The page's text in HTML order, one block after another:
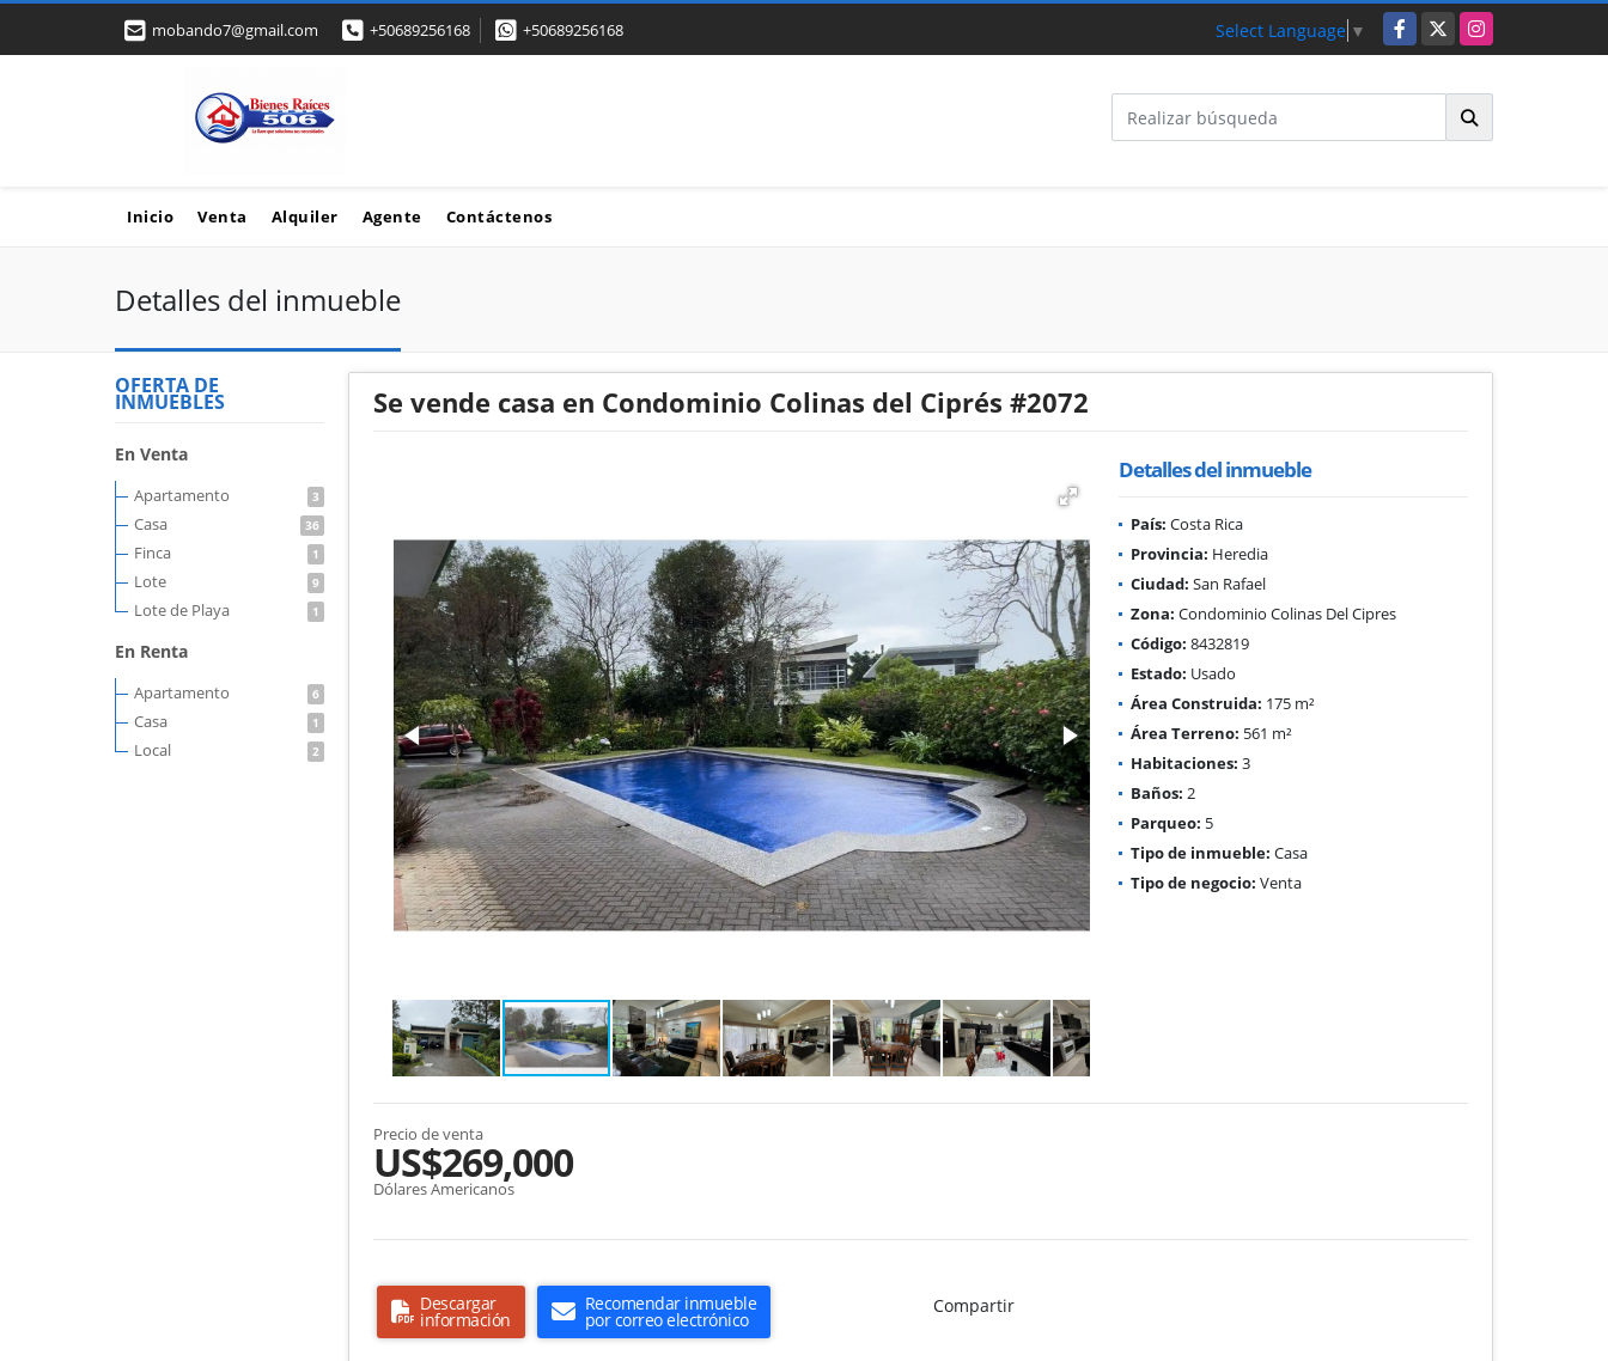
mobando7@gmail.com +50689256168 +50689256168 Select Language ▼ Facebook
X Instagram
Inicio Venta Alquiler Agente Contáctenos
Detalles del inmueble
OFERTA DE
INMUEBLES
En Venta
Apartamento 3
Casa 36
Finca 1
Lote 9
Lote de Playa 1
En Renta
Apartamento 6
Casa 1
Local 2
Se vende casa en Condominio Colinas del Ciprés #2072
Detalles del inmueble
País: Costa Rica
Provincia: Heredia
Ciudad: San Rafael
Zona: Condominio Colinas Del Cipres
Código: 8432819
Estado: Usado
Área Construida: 175 m²
Área Terreno: 561 m²
Habitaciones: 3
Baños: 2
Parqueo: 5
Tipo de inmueble: Casa
Tipo de negocio: Venta
Precio de venta
US$269,000
Dólares Americanos
Descargar
información
Recomendar inmueble
por correo electrónico
Compartir